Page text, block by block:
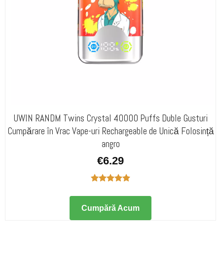
UWIN RANDM Twins Crystal 40000 Puffs Duble Gusturi
Cumpărare în Vrac Vape-uri Rechargeable de Unică Folosință
angro
€6.29
4.91din 5
Cumpără Acum